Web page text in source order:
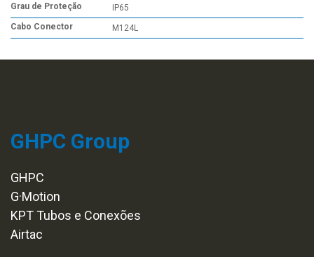
Grau de Proteção
IP65
Cabo Conector
M124L
GHPC Group
GHPC
G·Motion
KPT Tubos e Conexões
Airtac